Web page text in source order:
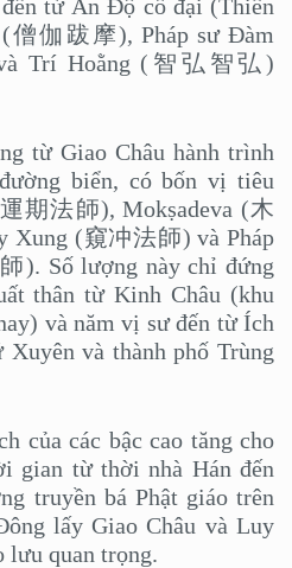
từ Ấn Độ cổ đại (Thiên
(僧伽跋摩), Pháp sư Đàm
Trí Hoằng (智弘智弘)
từ Giao Châu hành trình
biển, có bốn vị tiêu
期法師), Mokṣadeva (木
Xung (窺冲法師) và Pháp
). Số lượng này chỉ đứng
thân từ Kinh Châu (khu
và năm vị sư đến từ Ích
và thành phố Trùng
của các bậc cao tăng cho
gian từ thời nhà Hán đến
truyền bá Phật giáo trên
lấy Giao Châu và Luy
lưu quan trọng.